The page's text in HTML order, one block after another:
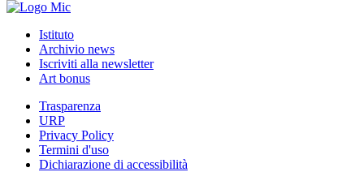
Istituto
Archivio news
Iscriviti alla newsletter
Art bonus
Trasparenza
URP
Privacy Policy
Termini d'uso
Dichiarazione di accessibilità